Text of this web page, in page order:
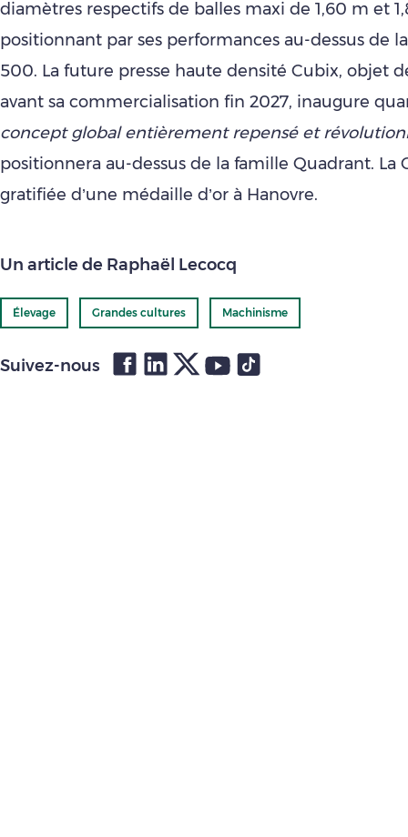
diamètres respectifs de balles maxi de 1,60 m et
positionnant par ses performances au-dessus de
500. La future presse haute densité Cubix, objet
avant sa commercialisation fin 2027, inaugure
concept global entièrement repensé et
positionnera au-dessus de la famille Quadrant. La
gratifiée d’une médaille d’or à Hanovre.
Un article de Raphaël Lecocq
Élevage Grandes cultures Machinisme
Suivez-nous